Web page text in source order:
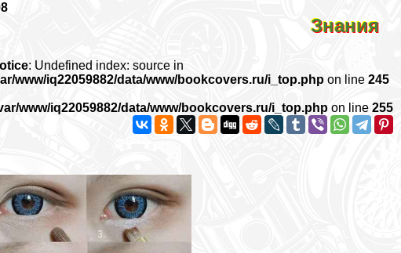
Знания
: Undefined index: source in
www/iq22059882/data/www/bookcovers.ru/i_top.php on line245
www/iq22059882/data/www/bookcovers.ru/i_top.php on line 255